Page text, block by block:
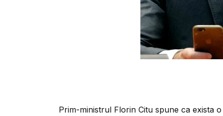
Prim-ministrul Florin Citu spune ca exista